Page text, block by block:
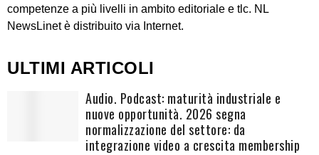
competenze a più livelli in ambito editoriale e tlc. NL
NewsLinet è distribuito via Internet.
ULTIMI ARTICOLI
Audio. Podcast: maturità industriale e
nuove opportunità. 2026 segna
normalizzazione del settore: da
integrazione video a crescita membership